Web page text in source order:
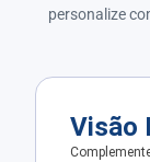
personalize
Visão